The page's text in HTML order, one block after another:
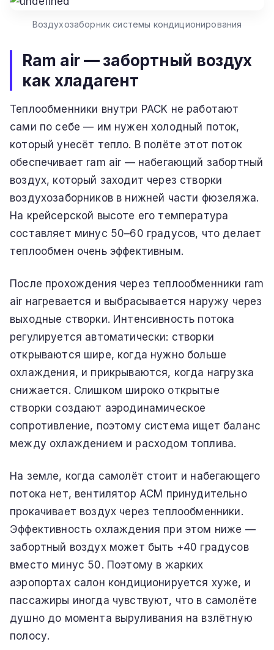
Воздухозаборник системы кондиционирования
Ram air — забортный воздух
как хладагент
Теплообменники внутри PACK не работают
сами по себе — им нужен холодный поток,
который унесёт тепло. В полёте этот поток
обеспечивает ram air — набегающий забортный
воздух, который заходит через створки
воздухозаборников в нижней части фюзеляжа.
На крейсерской высоте его температура
составляет минус 50–60 градусов, что делает
теплообмен очень эффективным.
После прохождения через теплообменники ram
air нагревается и выбрасывается наружу через
выходные створки. Интенсивность потока
регулируется автоматически: створки
открываются шире, когда нужно больше
охлаждения, и прикрываются, когда нагрузка
снижается. Слишком широко открытые
створки создают аэродинамическое
сопротивление, поэтому система ищет баланс
между охлаждением и расходом топлива.
На земле, когда самолёт стоит и набегающего
потока нет, вентилятор ACM принудительно
прокачивает воздух через теплообменники.
Эффективность охлаждения при этом ниже —
забортный воздух может быть +40 градусов
вместо минус 50. Поэтому в жарких
аэропортах салон кондиционируется хуже, и
пассажиры иногда чувствуют, что в самолёте
душно до момента выруливания на взлётную
полосу.